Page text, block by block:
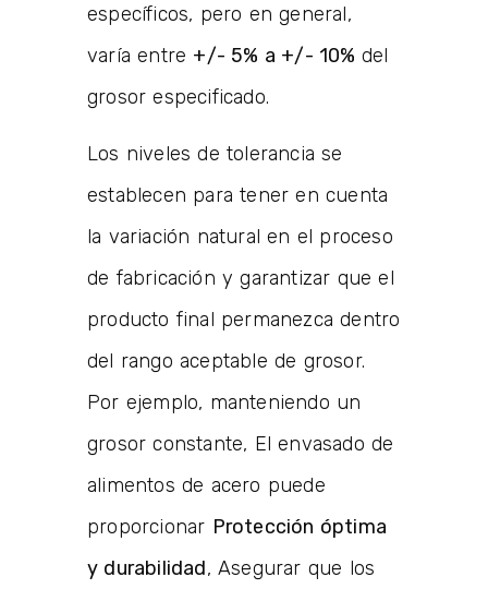
específicos, pero en general,
varía entre +/- 5% a +/- 10% del
grosor especificado.
Los niveles de tolerancia se
establecen para tener en cuenta
la variación natural en el proceso
de fabricación y garantizar que el
producto final permanezca dentro
del rango aceptable de grosor.
Por ejemplo, manteniendo un
grosor constante, El envasado de
alimentos de acero puede
proporcionar Protección óptima
y durabilidad, Asegurar que los